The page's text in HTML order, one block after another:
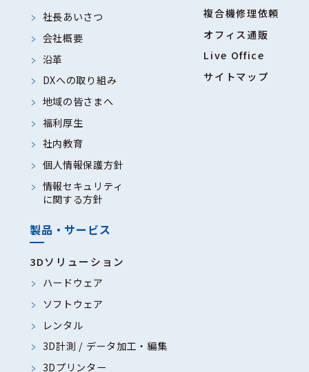
社長あいさつ
会社概要
沿革
DXへの取り組み
地域の皆さまへ
福利厚生
社内教育
個人情報保護方針
情報セキュリティ
に関する方針
複合機修理依頼
オフィス通販
Live Office
サイトマップ
製品・サービス
3Dソリューション
ハードウェア
ソフトウェア
レンタル
3D計測 / データ加工・編集
3Dプリンター